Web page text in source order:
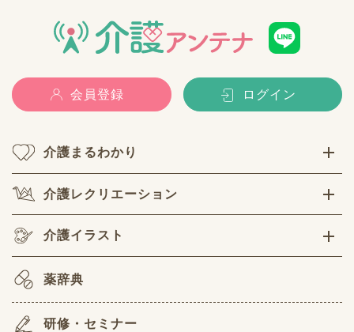
会員登録 ログイン
介護まるわかり
介護レクリエーション
介護イラスト
薬辞典
研修・セミナー